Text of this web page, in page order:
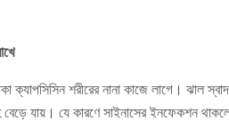
ক্যাপসিসিন শরীরের নানা কাজে লাগে। ঝাল
বেড়ে যায়। যে কারণে সাইনাসের ইনফেকশন